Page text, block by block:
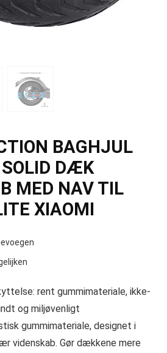
BAGHJUL
DÆK
MED NAV TIL
XIAOMI
rent gummimateriale, ikke-
og miljøvenligt
gummimateriale, designet i
videnskab. Gør dækkene mere